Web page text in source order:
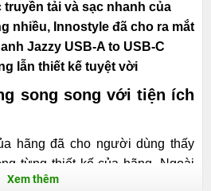
tải và sạc nhanh của
nhiều, Innostyle đã cho ra mắt
Jazzy USB-A to USB-C
lẫn thiết kế tuyệt vời
song song với tiện ích
hãng đã cho người dùng thấy
từng thiết kế của hãng. Ngoài
phẩm, Innostyle cũng rất biết
Xem thêm